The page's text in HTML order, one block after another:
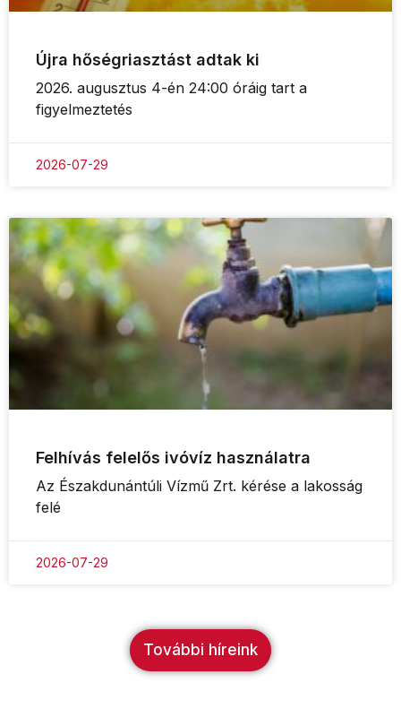
Újra hőségriasztást adtak ki
2026. augusztus 4-én 24:00 óráig tart a
figyelmeztetés
2026-07-29
Felhívás felelős ivóvíz használatra
Az Északdunántúli Vízmű Zrt. kérése a lakosság
felé
2026-07-29
További híreink